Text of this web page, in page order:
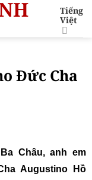
Tiếng
Việt
Đức Cha
Châu, anh em
Augustino Hồ